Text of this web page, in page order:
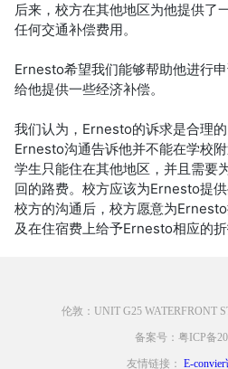
后来，校方在其他地区为他提供了
任何交通补偿费用。
Ernesto希望我们能够帮助他进行
给他提供一些经济补偿。
我们认为，Ernesto的诉求是合理
Ernesto沟通告诉他并不能在学校
学生只能住在其他地区，并且需要
回的路费。校方应该为Ernesto提
校方的沟通后，校方愿意为
及在住宿费上给予Ernesto相应的折
伦敦：UNIT G25 WATERFRONT
备案号：粤ICP备
友情链接： E-